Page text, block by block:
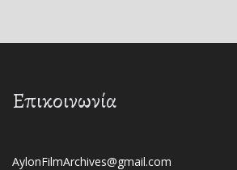
Επικοινωνία
AylonFilmArchives@gmail.com